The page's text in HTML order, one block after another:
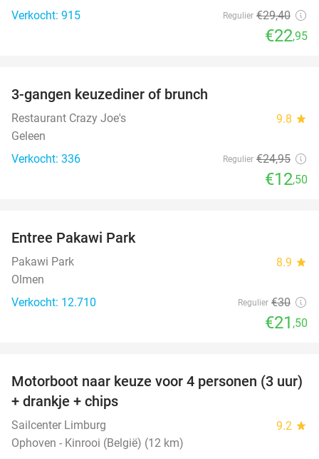
Verkocht: 915
Regulier €29,40
€22,95
3-gangen keuzediner of brunch
Restaurant Crazy Joe's 9.8 star
Geleen
Verkocht: 336
Regulier €24,95
€12,50
Entree Pakawi Park
Pakawi Park 8.9 star
Olmen
Verkocht: 12.710
Regulier €30
€21 ,50
31%
Motorboot naar keuze voor 4 personen (3 uur)
+ drankje + chips
Sailcenter Limburg 9.2 star
Ophoven - Kinrooi (België) (12 km)